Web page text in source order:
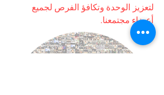
لتعزيز الوحدة وتكافؤ الفرص لجميع
أعضاء مجتمعنا.